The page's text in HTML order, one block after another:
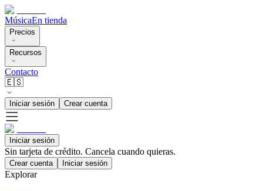
MúsicaEn tienda
Precios
Recursos
Contacto
🇪🇸
Iniciar sesión Crear cuenta
Iniciar sesión
Sin tarjeta de crédito. Cancela cuando quieras.
Crear cuenta Iniciar sesión
Explorar